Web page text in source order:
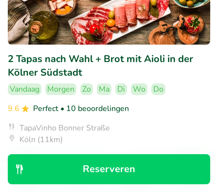
Reserveren
2 Tapas nach Wahl + Brot mit Aioli in der
Kölner Südstadt
Vandaag Morgen Zo Ma Di Wo
Do
9.6
Perfect • 10 beoordelingen
TapaVinho Bonner Straße
Köln (11km)
Verkocht: 12
€9 ,90